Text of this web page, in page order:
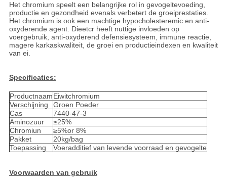
Het chromium speelt een belangrijke rol in gevogeltevoeding,
productie en gezondheid evenals verbetert de groeiprestaties.
Het chromium is ook een machtige hypocholesteremic en anti-
oxyderende agent. Dieetcr heeft nuttige invloeden op
voergebruik, anti-oxyderend defensiesysteem, immune reactie,
magere karkaskwaliteit, de groei en productieindexen en kwaliteit
van ei.
Specificaties:
ProductnaamEiwitchromium
Verschijning
Groen Poeder
Cas
7440-47-3
Aminozuur
≥25%
Chromiun
≥5%or 8%
Pakket
20kg/bag
Toepassing
Voeradditief van levende voorraad en gevogelte
Voorwaarden van gebruik